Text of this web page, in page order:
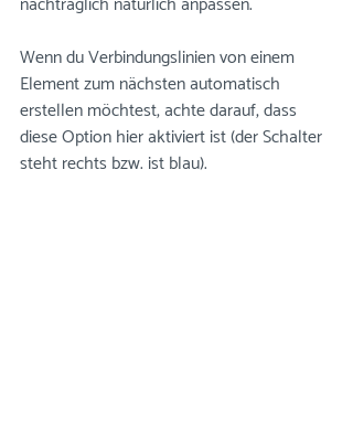
Wenn du Verbindungslinien von einem
Element zum nächsten automatisch
erstellen möchtest, achte darauf, dass
diese Option hier aktiviert ist (der Schalter
steht rechts bzw. ist blau).